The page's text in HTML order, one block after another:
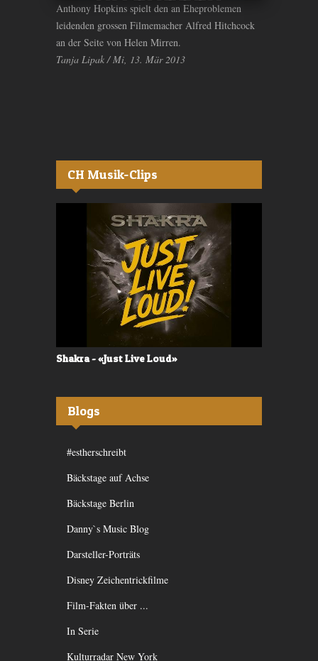
Anthony Hopkins spielt den an Eheproblemen
leidenden grossen Filmemacher Alfred Hitchcock
an der Seite von Helen Mirren.
Tanja Lipak / Mi, 13. Mär 2013
CH Musik-Clips
Shakra - «Just Live Loud»
Blogs
#estherschreibt
Bäckstage auf Achse
Bäckstage Berlin
Danny`s Music Blog
Darsteller-Porträts
Disney Zeichentrickfilme
Film-Fakten über ...
In Serie
Kulturradar New York